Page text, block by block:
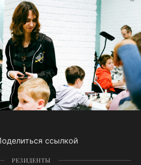
ссылкой
РЕЗИДЕНТЫ